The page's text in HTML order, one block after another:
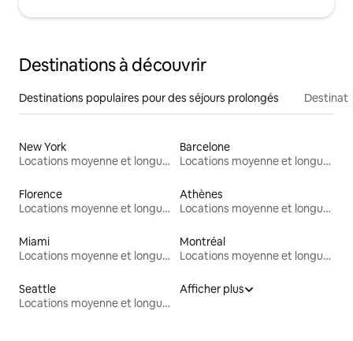
Destinations à découvrir
Destinations populaires pour des séjours prolongés
New York
Locations moyenne et longue durée
Barcelone
Locations moyenne et longue durée
Florence
Locations moyenne et longue durée
Athènes
Locations moyenne et longue durée
Miami
Locations moyenne et longue durée
Montréal
Locations moyenne et longue durée
Seattle
Locations moyenne et longue durée
Afficher plus